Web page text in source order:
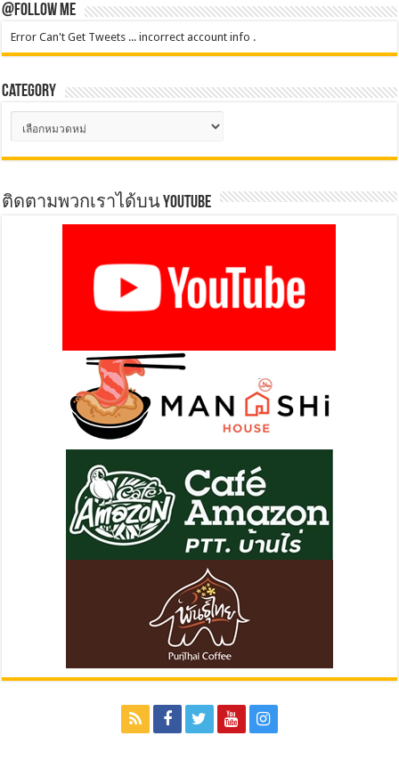
@Follow Me
Error Can't Get Tweets ... incorrect account info .
Category
Category
ติดตามพวกเราได้บน YOUTUBE